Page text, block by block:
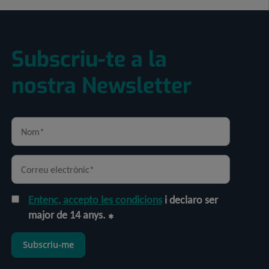
Subscriu-te a la
nostra Newsletter
Entenc, accepto les condicions i declaro ser
major de 14 anys.
Subscriu-me